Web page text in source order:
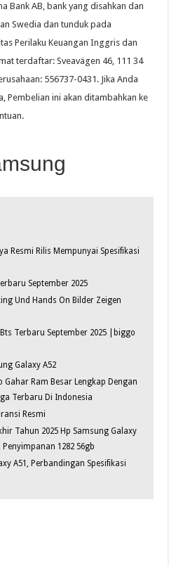
Bank AB, bank yang disahkan dan
Swedia dan tunduk pada
Perilaku Keuangan Inggris dan
terdaftar: Sveavägen 46, 111 34
556737-0431. Jika Anda
Pembelian ini akan ditambahkan ke
Resmi Rilis Mempunyai Spesifikasi
September 2025
Und Hands On Bilder Zeigen
Terbaru September 2025 |biggo
Galaxy A52
Gahar Ram Besar Lengkap Dengan
Terbaru Di Indonesia
Resmi
Tahun 2025 Hp Samsung Galaxy
1282 56gb
A51, Perbandingan Spesifikasi